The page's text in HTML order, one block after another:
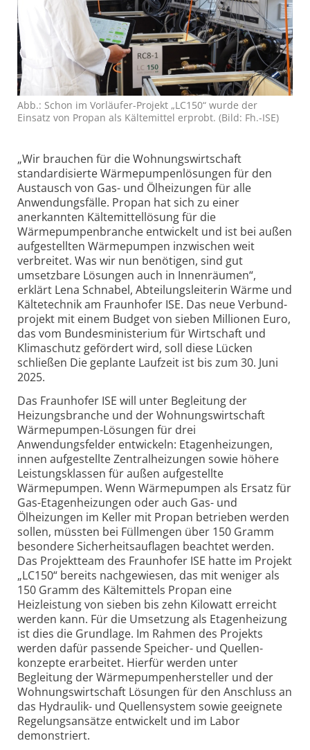
Abb.: Schon im Vorläufer-Projekt „LC150“ wurde der
Einsatz von Propan als Kältemittel erprobt. (Bild: Fh.-ISE)
„Wir brauchen für die Wohnungs­wirtschaft
standardisierte Wärmepumpen­lösungen für den
Austausch von Gas- und Ölheizungen für alle
Anwendungsfälle. Propan hat sich zu einer
anerkannten Kältemittellösung für die
Wärmepumpen­branche entwickelt und ist bei außen
aufgestellten Wärmepumpen inzwischen weit
verbreitet. Was wir nun benötigen, sind gut
umsetzbare Lösungen auch in Innenräumen“,
erklärt Lena Schnabel, Abteilungsleiterin Wärme und
Kältetechnik am Fraunhofer ISE. Das neue Verbund­
projekt mit einem Budget von sieben Millionen Euro,
das vom Bundes­ministerium für Wirtschaft und
Klimaschutz gefördert wird, soll diese Lücken
schließen Die geplante Laufzeit ist bis zum 30. Juni
2025.
Das Fraunhofer ISE will unter Begleitung der
Heizungsbranche und der Wohnungs­wirtschaft
Wärmepumpen-Lösungen für drei
Anwendungsfelder entwickeln: Etagen­heizungen,
innen aufgestellte Zentralheizungen sowie höhere
Leistungs­klassen für außen aufgestellte
Wärmepumpen. Wenn Wärmepumpen als Ersatz für
Gas-Etagenheizungen oder auch Gas- und
Ölheizungen im Keller mit Propan betrieben werden
sollen, müssten bei Füllmengen über 150 Gramm
besondere Sicherheits­auflagen beachtet werden.
Das Projektteam des Fraunhofer ISE hatte im Projekt
„LC150“ bereits nachgewiesen, das mit weniger als
150 Gramm des Kälte­mittels Propan eine
Heizleistung von sieben bis zehn Kilowatt erreicht
werden kann. Für die Umsetzung als Etagenheizung
ist dies die Grundlage. Im Rahmen des Projekts
werden dafür passende Speicher- und Quellen­
konzepte erarbeitet. Hierfür werden unter
Begleitung der Wärmepumpen­hersteller und der
Wohnungs­wirtschaft Lösungen für den Anschluss an
das Hydraulik- und Quellen­system sowie geeignete
Regelungs­ansätze entwickelt und im Labor
demonstriert.